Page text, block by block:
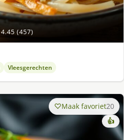
4.45 (457)
Vleesgerechten
Maak favoriet20
👍